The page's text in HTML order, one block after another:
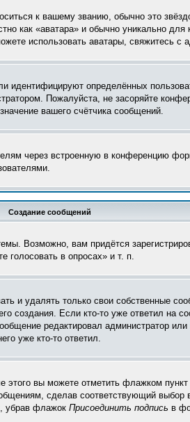
к вашему званию, обычно это
как «аватара» и обычно уникально
использовать аватары, свяжитесь
определённых
Пожалуйста, не засоряйте
вашего счётчика сообщений.
через встроенную в конференцию
Создание сообщений
Возможно, вам придётся
в опросах» и т. п.
и удалять только свои собственные
создания. Если кто-то уже ответил на
редактировал администратор
уже кто-то ответил.
этого вы можете отметить флажком пункт
сделав соответствующий выбор
убрав флажок Присоединить подпись в